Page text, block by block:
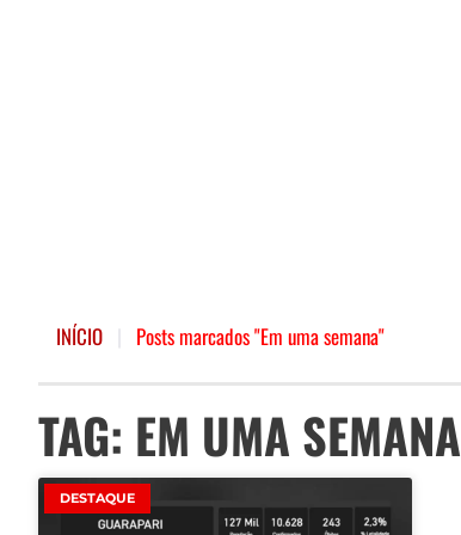
INÍCIO Posts marcados "Em uma semana"
TAG: EM UMA SEMANA
DESTAQUE